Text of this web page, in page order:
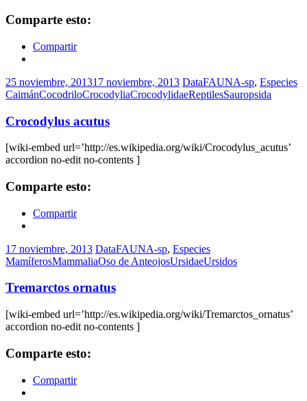
Comparte esto:
Compartir
25 noviembre, 201317 noviembre, 2013 DataFAUNA-sp, Especies
CaimánCocodriloCrocodyliaCrocodylidaeReptilesSauropsida
Crocodylus acutus
[wiki-embed url=’http://es.wikipedia.org/wiki/Crocodylus_acutus’
accordion no-edit no-contents ]
Comparte esto:
Compartir
17 noviembre, 2013 DataFAUNA-sp, Especies
MamíferosMammaliaOso de AnteojosUrsidaeUrsidos
Tremarctos ornatus
[wiki-embed url=’http://es.wikipedia.org/wiki/Tremarctos_ornatus’
accordion no-edit no-contents ]
Comparte esto:
Compartir